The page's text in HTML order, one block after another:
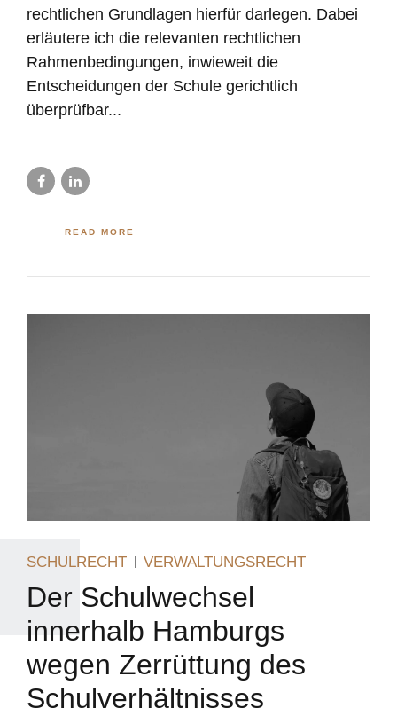
rechtlichen Grundlagen hierfür darlegen. Dabei
erläutere ich die relevanten rechtlichen
Rahmenbedingungen, inwieweit die
Entscheidungen der Schule gerichtlich
überprüfbar...
READ MORE
SCHULRECHT VERWALTUNGSRECHT
Der Schulwechsel
innerhalb Hamburgs
wegen Zerrüttung des
Schulverhältnisses